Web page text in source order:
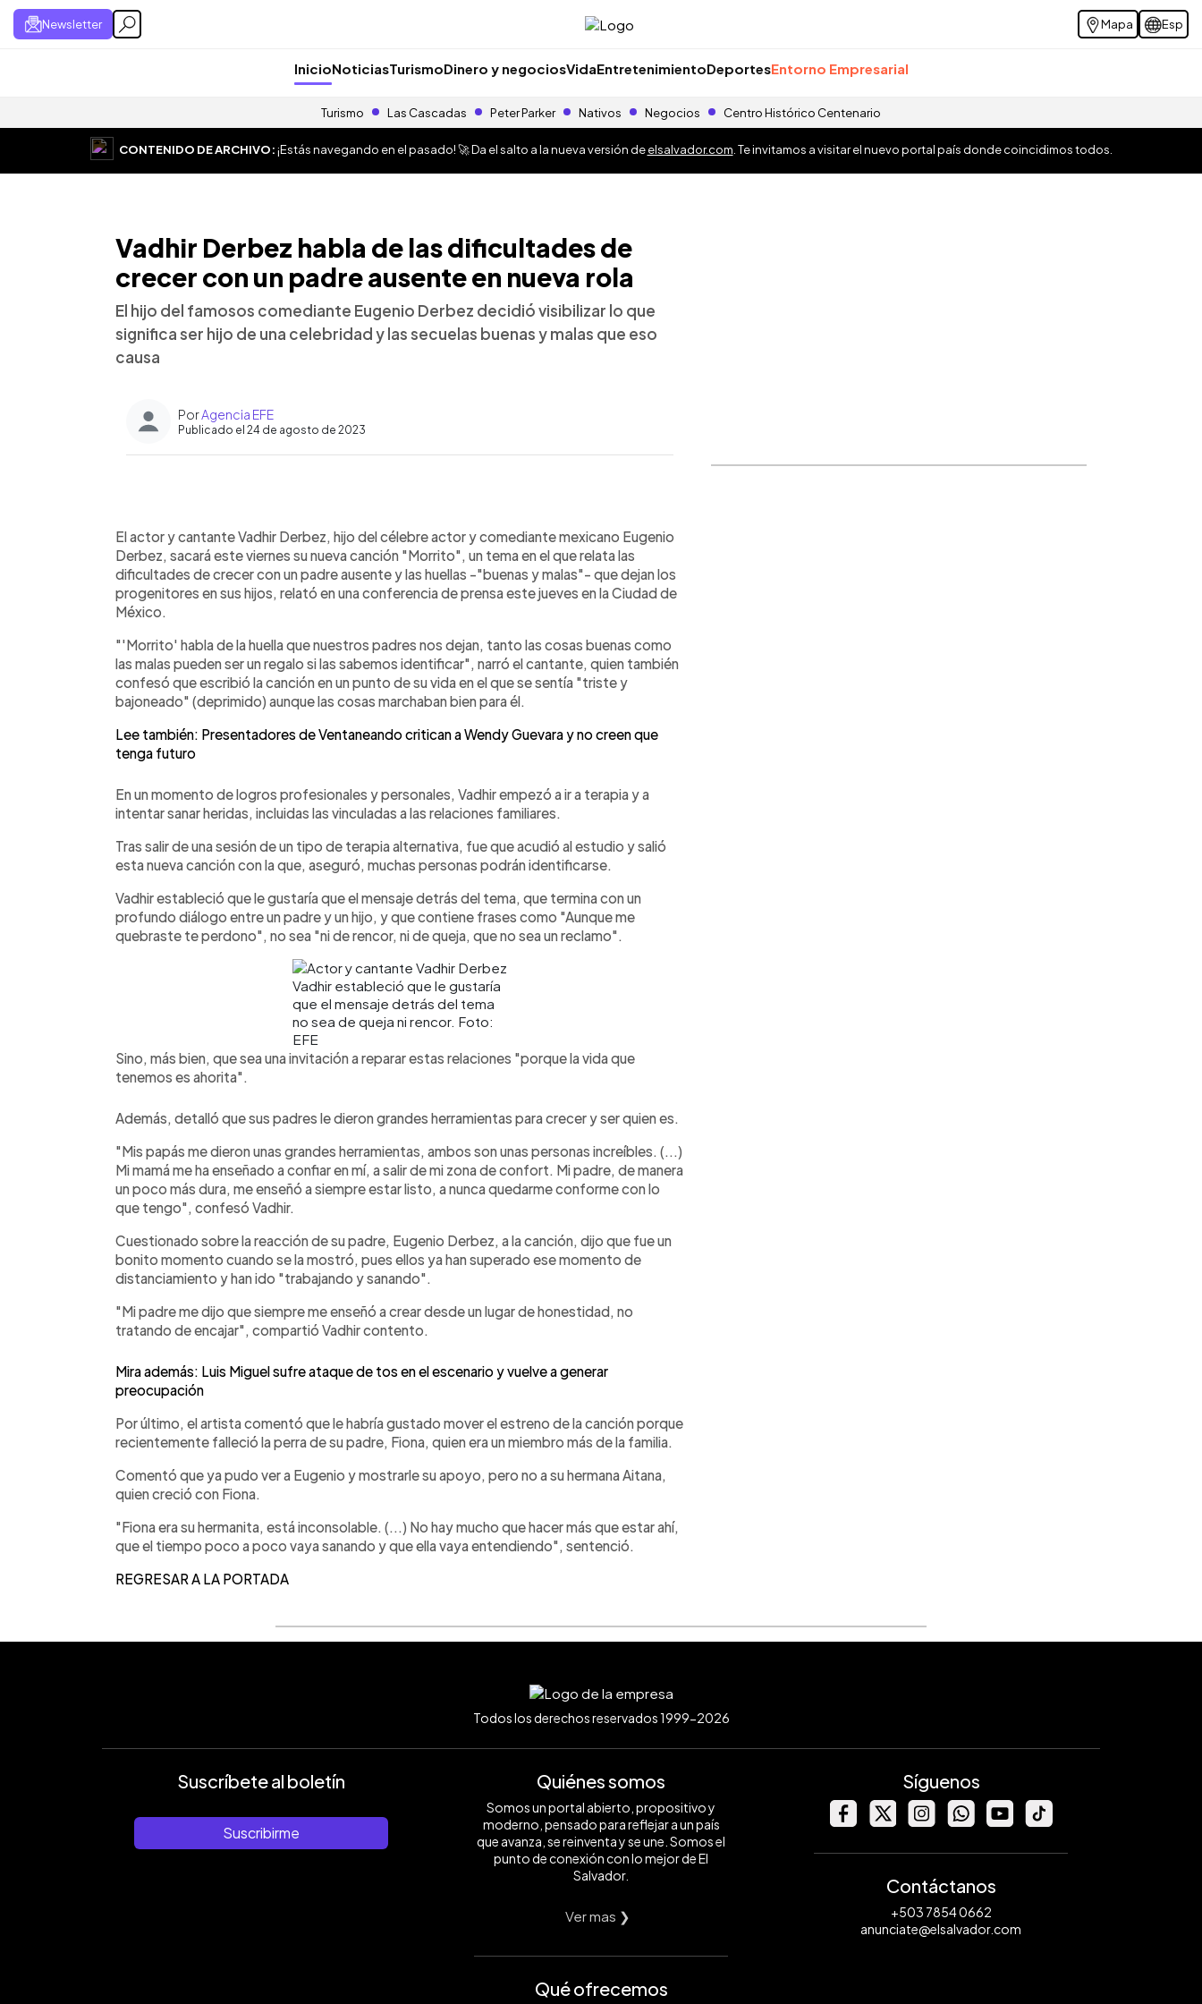
Newsletter Mapa Esp
InicioNoticiasTurismoDinero y negociosVidaEntretenimientoDeportesEntorno Empresarial
Turismo Las Cascadas Peter Parker Nativos Negocios Centro Histórico Centenario
CONTENIDO DE ARCHIVO:¡Estás navegando en el pasado! 🚀 Da el salto a la nueva versión deelsalvador.com . Te invitamos a visitar el nuevo portal país donde coincidimos todos.
Vadhir Derbez habla de las dificultades de
crecer con un padre ausente en nueva rola
El hijo del famosos comediante Eugenio Derbez decidió visibilizar lo que
significa ser hijo de una celebridad y las secuelas buenas y malas que eso
causa
PorAgencia EFE
Publicado el 24 de agosto de 2023
Escuchar artículo
El actor y cantante Vadhir Derbez, hijo del célebre actor y comediante mexicano Eugenio
Derbez, sacará este viernes su nueva canción "Morrito", un tema en el que relata las
dificultades de crecer con un padre ausente y las huellas -"buenas y malas"- que dejan los
progenitores en sus hijos, relató en una conferencia de prensa este jueves en la Ciudad de
México.
"'Morrito' habla de la huella que nuestros padres nos dejan, tanto las cosas buenas como
las malas pueden ser un regalo si las sabemos identificar", narró el cantante, quien también
confesó que escribió la canción en un punto de su vida en el que se sentía "triste y
bajoneado" (deprimido) aunque las cosas marchaban bien para él.
Lee también: Presentadores de Ventaneando critican a Wendy Guevara y no creen que
tenga futuro
En un momento de logros profesionales y personales, Vadhir empezó a ir a terapia y a
intentar sanar heridas, incluidas las vinculadas a las relaciones familiares.
Tras salir de una sesión de un tipo de terapia alternativa, fue que acudió al estudio y salió
esta nueva canción con la que, aseguró, muchas personas podrán identificarse.
Vadhir estableció que le gustaría que el mensaje detrás del tema, que termina con un
profundo diálogo entre un padre y un hijo, y que contiene frases como "Aunque me
quebraste te perdono", no sea "ni de rencor, ni de queja, que no sea un reclamo".
Vadhir estableció que le gustaría
que el mensaje detrás del tema
no sea de queja ni rencor. Foto:
EFE
Sino, más bien, que sea una invitación a reparar estas relaciones "porque la vida que
tenemos es ahorita".
Además, detalló que sus padres le dieron grandes herramientas para crecer y ser quien es.
"Mis papás me dieron unas grandes herramientas, ambos son unas personas increíbles. (...)
Mi mamá me ha enseñado a confiar en mí, a salir de mi zona de confort. Mi padre, de manera
un poco más dura, me enseñó a siempre estar listo, a nunca quedarme conforme con lo
que tengo", confesó Vadhir.
Cuestionado sobre la reacción de su padre, Eugenio Derbez, a la canción, dijo que fue un
bonito momento cuando se la mostró, pues ellos ya han superado ese momento de
distanciamiento y han ido "trabajando y sanando".
"Mi padre me dijo que siempre me enseñó a crear desde un lugar de honestidad, no
tratando de encajar", compartió Vadhir contento.
Mira además: Luis Miguel sufre ataque de tos en el escenario y vuelve a generar
preocupación
Por último, el artista comentó que le habría gustado mover el estreno de la canción porque
recientemente falleció la perra de su padre, Fiona, quien era un miembro más de la familia.
Comentó que ya pudo ver a Eugenio y mostrarle su apoyo, pero no a su hermana Aitana,
quien creció con Fiona.
"Fiona era su hermanita, está inconsolable. (...) No hay mucho que hacer más que estar ahí,
que el tiempo poco a poco vaya sanando y que ella vaya entendiendo", sentenció.
REGRESAR A LA PORTADA
Todos los derechos reservados 1999-2026
Suscríbete al boletín
Suscribirme
Quiénes somos
Somos un portal abierto, propositivo y
moderno, pensado para reflejar a un país
que avanza, se reinventa y se une. Somos el
punto de conexión con lo mejor de El
Salvador.
Ver mas ❯
Qué ofrecemos
Síguenos
Contáctanos
+503 7854 0662
anunciate@elsalvador.com